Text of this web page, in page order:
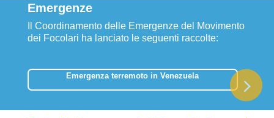
Emergenze
Il Coordinamento delle Emergenze del Movimento
dei Focolari ha lanciato le seguenti raccolte:
Emergenza terremoto in Venezuela